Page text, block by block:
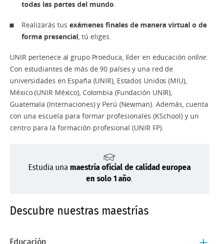
todas las partes del mundo.
Realizarás tus exámenes finales de manera virtual o de
forma presencial, tú eliges.
UNIR pertenece al grupo Proeduca, líder en educación online.
Con estudiantes de más de 90 países y una red de
universidades en España (UNIR), Estados Unidos (MIU),
México (UNIR México), Colombia (Fundación UNIR),
Guatemala (Internaciones) y Perú (Newman). Además, cuenta
con una escuela para formar profesionales (KSchool) y un
centro para la formación profesional (UNIR FP).
Estudia unamaestría oficial de calidad europea
en solo 1 año
Descubre nuestras maestrías